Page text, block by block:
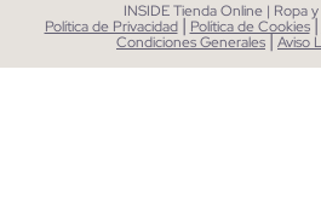
INSIDE Tienda Online | Ropa
Política de Privacidad | Política de Cookies|
Condiciones Generales|Aviso